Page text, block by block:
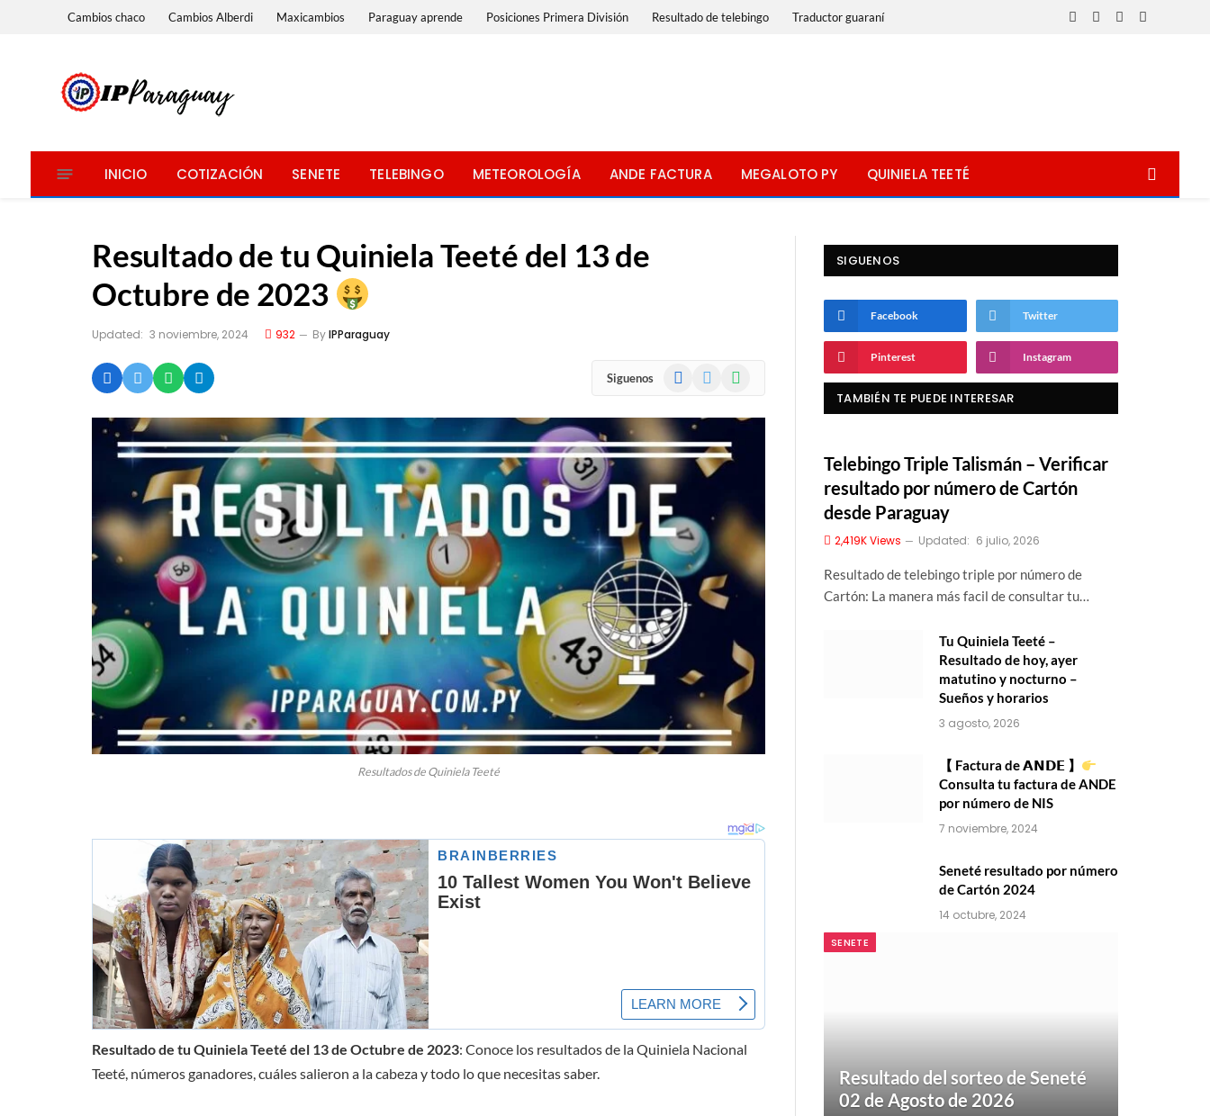
Cambios chaco Cambios Alberdi Maxicambios Paraguay aprende Posiciones Primera División Resultado de telebingo Traductor guaraní
Facebook
X
InstagramWhatsApp
INICIO COTIZACIÓN SENETE TELEBINGO METEOROLOGÍA ANDE FACTURA MEGALOTO PY QUINIELA TEETÉ
Resultado de tu Quiniela Teeté del 13 de
Octubre de 2023
Updated: 3 noviembre, 2024 932 ByIPParaguay
Siguenos Facebook WhatsApp
Resultados de Quiniela Teeté
Resultado de tu Quiniela Teeté del 13 de Octubre de 2023: Conoce los resultados de la Quiniela Nacional
Teeté, números ganadores, cuáles salieron a la cabeza y todo lo que necesitas saber.
SIGUENOS
Facebook Twitter
Pinterest Instagram
TAMBIÉN TE PUEDE INTERESAR
Telebingo Triple Talismán – Verificar
resultado por número de Cartón
desde Paraguay
2,419KViews Updated: 6 julio, 2026
Resultado de telebingo triple por número de
Cartón: La manera más facil de consultar tu…
Tu Quiniela Teeté –
Resultado de hoy, ayer
matutino y nocturno –
Sueños y horarios
3 agosto, 2026
【 Factura de 𝗔𝗡𝗗𝗘 】
Consulta tu factura de ANDE
por número de NIS
7 noviembre, 2024
Seneté resultado por número
de Cartón 2024
14 octubre, 2024
SENETE
Resultado del sorteo de Seneté
02 de Agosto de 2026